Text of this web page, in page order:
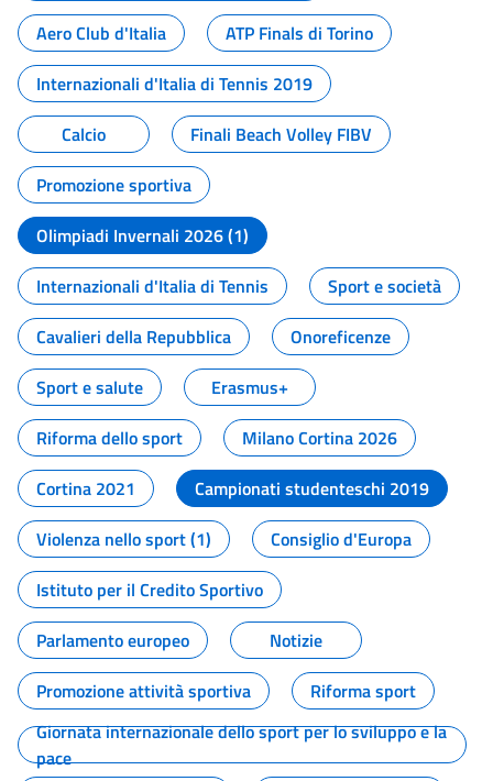
Aero Club d'Italia
ATP Finals di Torino
Internazionali d'Italia di Tennis 2019
Calcio
Finali Beach Volley FIBV
Promozione sportiva
Olimpiadi Invernali 2026 (1)
Internazionali d'Italia di Tennis
Sport e società
Cavalieri della Repubblica
Onoreficenze
Sport e salute
Erasmus+
Riforma dello sport
Milano Cortina 2026
Cortina 2021
Campionati studenteschi 2019
Violenza nello sport (1)
Consiglio d'Europa
Istituto per il Credito Sportivo
Parlamento europeo
Notizie
Promozione attività sportiva
Riforma sport
Giornata internazionale dello sport per lo sviluppo e la
pace